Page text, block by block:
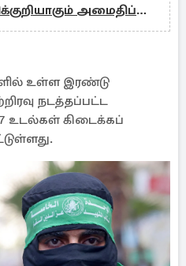
அமைதிப்
உள்ள இரண்டு
நடத்தப்பட்ட
உடல்கள் கிடைக்கப்